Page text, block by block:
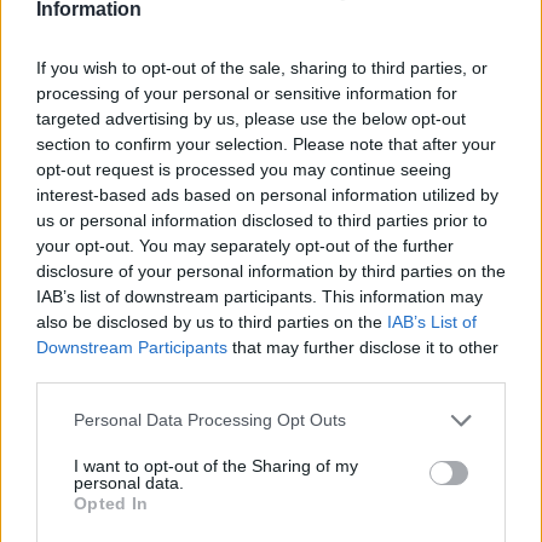
Information
If you wish to opt-out of the sale, sharing to third parties, or
processing of your personal or sensitive information for
targeted advertising by us, please use the below opt-out
section to confirm your selection. Please note that after your
opt-out request is processed you may continue seeing
interest-based ads based on personal information utilized by
us or personal information disclosed to third parties prior to
your opt-out. You may separately opt-out of the further
disclosure of your personal information by third parties on the
IAB’s list of downstream participants. This information may
also be disclosed by us to third parties on the IAB’s List of
Downstream Participants that may further disclose it to other
Personal Data Processing Opt Outs
I want to opt-out of the Sharing of my
personal data.
Opted In
suo palo. Al numero 33, però, sarebbe stato
contestualmente rimproverato il fatto che non
doveva saltare. Il confronto è stato
inevitabilmente ripreso dalle telecamere, con
Bernardeschi che, abbracciato da Buffon, cerca
di spiegare l'episodio incriminato.
Una doppia incertezza che, in ogni caso, ha fatto
molto discutere i social in merito alla sua
sempre più probabile scelta di restare in campo,
tanto allaJuventusquanto inNazionale, con cui
giocherà di certo la doppia sfida amichevole di
confermato che da parte loro c'è disponibilità
ancora per un anno all'alternanza
, e ieri in
merito è arrivata anche la benedizione di